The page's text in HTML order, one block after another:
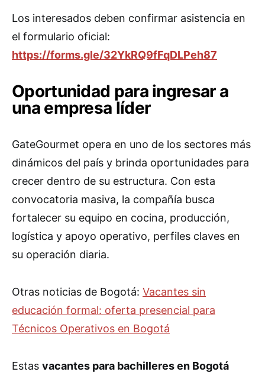
Los interesados deben confirmar asistencia en
el formulario oficial:
https://forms.gle/32YkRQ9fFqDLPeh87
Oportunidad para ingresar a
una empresa líder
GateGourmet opera en uno de los sectores más
dinámicos del país y brinda oportunidades para
crecer dentro de su estructura. Con esta
convocatoria masiva, la compañía busca
fortalecer su equipo en cocina, producción,
logística y apoyo operativo, perfiles claves en
su operación diaria.
Otras noticias de Bogotá: Vacantes sin
educación formal: oferta presencial para
Técnicos Operativos en Bogotá
Estas vacantes para bachilleres en Bogotá